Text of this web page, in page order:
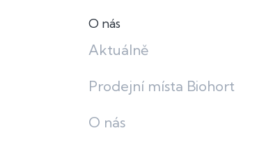
O nás
Aktuálně
Prodejní místa Biohort
O nás